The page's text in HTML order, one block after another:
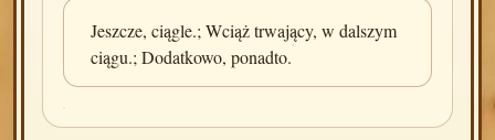
Jeszcze, ciągle.; Wciąż trwający, w dalszym
ciągu.; Dodatkowo, ponadto.